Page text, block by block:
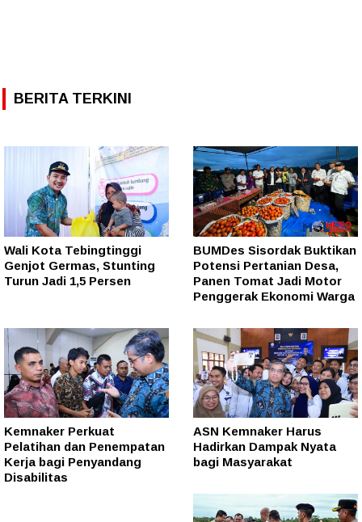
BERITA TERKINI
Wali Kota Tebingtinggi
Genjot Germas, Stunting
Turun Jadi 1,5 Persen
BUMDes Sisordak Buktikan
Potensi Pertanian Desa,
Panen Tomat Jadi Motor
Penggerak Ekonomi Warga
Kemnaker Perkuat
Pelatihan dan Penempatan
Kerja bagi Penyandang
Disabilitas
ASN Kemnaker Harus
Hadirkan Dampak Nyata
bagi Masyarakat